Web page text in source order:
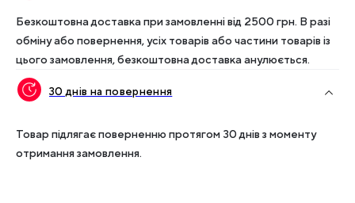
Безкоштовна доставка при замовленні від 2500 грн. В разі
обміну або повернення, усіх товарів або частини товарів із
цього замовлення, безкоштовна доставка анулюється.
30 днів на повернення
Товар підлягає поверненню протягом 30 днів з моменту
отримання замовлення.